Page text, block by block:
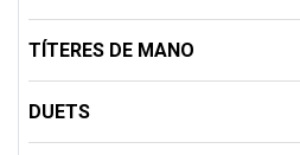
TÍTERES DE MANO
DUETS